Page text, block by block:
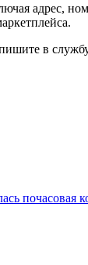
адрес,
в
почасовая